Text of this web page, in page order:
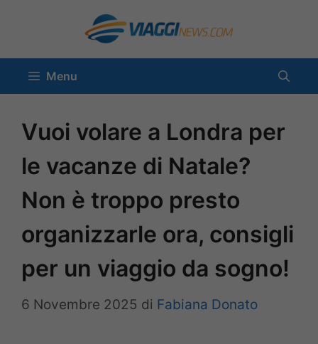
contenuto
Menu
Vuoi volare a Londra per
le vacanze di Natale?
Non è troppo presto
organizzarle ora, consigli
per un viaggio da sogno!
6 Novembre 2025 di Fabiana Donato